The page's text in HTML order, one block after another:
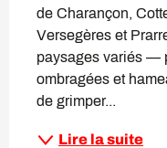
de Charançon,
Versegères et
paysages variés —
ombragées et
de grimper...
Lire la suite